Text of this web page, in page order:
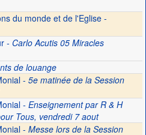
du monde et de l'Eglise -
- Carlo Acutis 05 Miracles
de louange
- 5e matinée de la Session
- Enseignement par R & H
Tous, vendredi 7 aout
- Messe lors de la Session